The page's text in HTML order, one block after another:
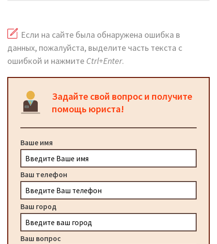
Если на сайте была обнаружена ошибка в
данных, пожалуйста, выделите часть текста с
ошибкой и нажмите Ctrl+Enter.
Задайте свой вопрос и получите
помощь юриста!
Ваше имя
Ваш телефон
Ваш город
Ваш вопрос